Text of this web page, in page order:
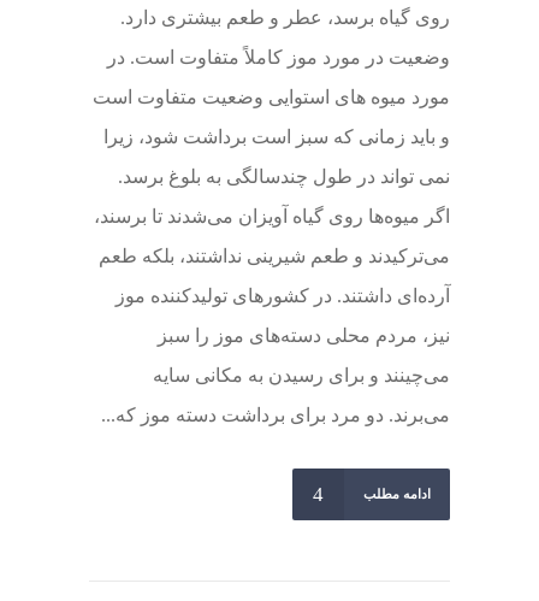
روی گیاه برسد، عطر و طعم بیشتری دارد.
وضعیت در مورد موز کاملاً متفاوت است. در
مورد میوه های استوایی وضعیت متفاوت است
و باید زمانی که سبز است برداشت شود، زیرا
نمی تواند در طول چندسالگی به بلوغ برسد.
اگر میوه‌ها روی گیاه آویزان می‌شدند تا برسند،
می‌ترکیدند و طعم شیرینی نداشتند، بلکه طعم
آرده‌ای داشتند. در کشورهای تولیدکننده موز
نیز، مردم محلی دسته‌های موز را سبز
می‌چینند و برای رسیدن به مکانی سایه
می‌برند. دو مرد برای برداشت دسته موز که...
ادامه مطلب